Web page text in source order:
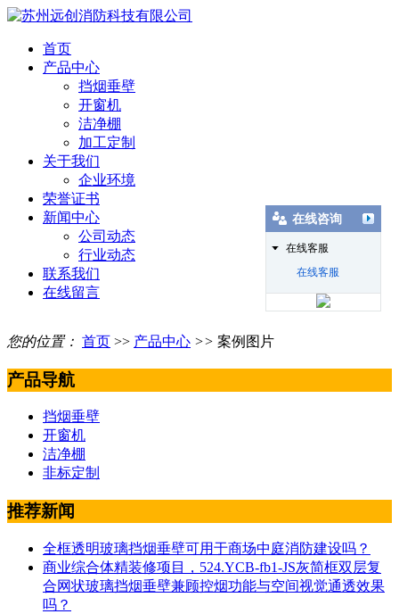
首页
产品中心
挡烟垂壁
开窗机
洁净棚
加工定制
关于我们
企业环境
荣誉证书
新闻中心
公司动态
行业动态
联系我们
在线留言
您的位置： 首页 >> 产品中心 >> 案例图片
产品导航
挡烟垂壁
开窗机
洁净棚
非标定制
推荐新闻
全框透明玻璃挡烟垂壁可用于商场中庭消防建设吗？
商业综合体精装修项目，524.YCB-fb1-JS灰简框双层复
合网状玻璃挡烟垂壁兼顾控烟功能与空间视觉通透效果
吗？
在线咨询
在线客服
在线客服